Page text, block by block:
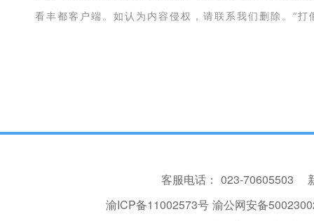
看丰都客户端。如认为内容侵权，请联系我们删除。 “打
客服电话： 023-70605503
渝ICP备11002573号 渝公网安备